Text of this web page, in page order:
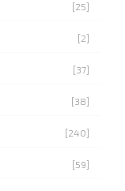
[25]
[2]
[37]
[38]
[240]
[59]